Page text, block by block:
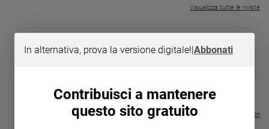
Chiesa
Visualizza tutte le riviste
- VOL DA 1 AL 5
€ 64,50
Visualizza tutte le collection
In alternativa, prova la versione digitale!|Abbonati
Contribuisci a mantenere
questo sito gratuito